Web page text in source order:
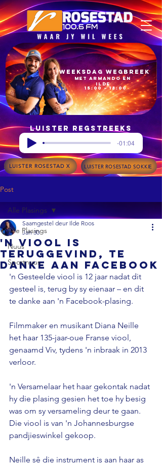
15:00 – 18:00
met Armando en
Ilde
Weeksdag Wegbreek
Luister regstreeks
-01:04
LUISTER ROSESTAD X LUISTER ROSESTAD SOKKIE
Post
Alle Plasings
Nuus
Sportnuus
Alle Plasings
'n Viool is
teruggevind, te
danke aan Facebook
Saamgestel deur Ilde Roos
Jan 30
'n Gesteelde viool is 12 jaar nadat dit
gesteel is, terug by sy eienaar – en dit
te danke aan 'n Facebook-plasing.
Filmmaker en musikant Diana Neille
het haar 135-jaar-oue Franse viool,
genaamd Viv, tydens 'n inbraak in 2013
verloor.
'n Versamelaar het haar gekontak nadat
hy die plasing gesien het toe hy besig
was om sy versameling deur te gaan.
Die viool is van 'n Johannesburgse
pandjieswinkel gekoop.
Neille sê die instrument is aan haar as